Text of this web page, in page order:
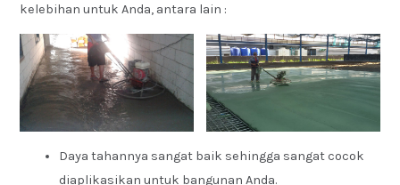
kelebihan untuk Anda, antara lain :
Daya tahannya sangat baik sehingga sangat cocok
diaplikasikan untuk bangunan Anda.